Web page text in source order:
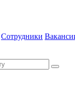
Сотрудники